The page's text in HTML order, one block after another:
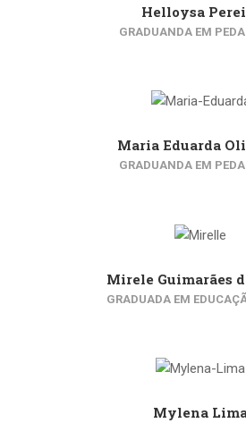
Helloysa
GRADUANDA EM
Maria Eduarda
GRADUANDA EM
Mirele Guimarães
GRADUADA EM
Mylena